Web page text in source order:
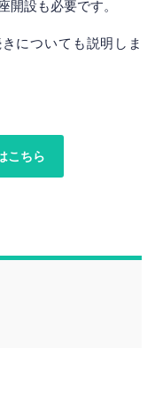
開設も必要です。
についても説明しま
こちら